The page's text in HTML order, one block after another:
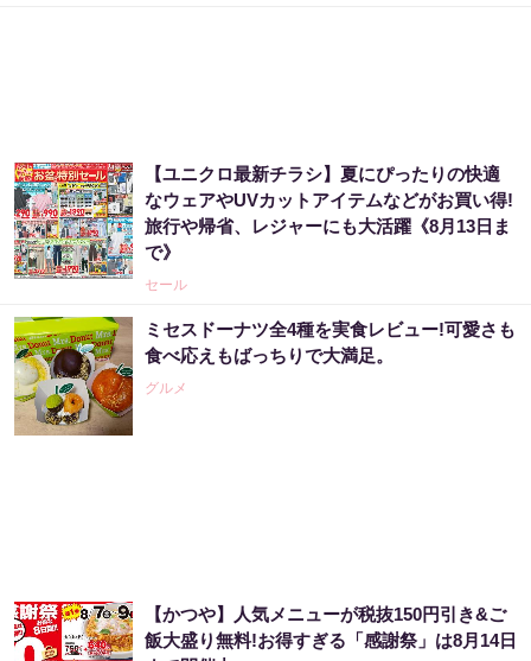
【ユニクロ最新チラシ】夏にぴったりの快適
なウェアやUVカットアイテムなどがお買い得!
旅行や帰省、レジャーにも大活躍《8月13日ま
で》
セール
ミセスドーナツ全4種を実食レビュー!可愛さも
食べ応えもばっちりで大満足。
グルメ
【かつや】人気メニューが税抜150円引き&ご
飯大盛り無料!お得すぎる「感謝祭」は8月14日